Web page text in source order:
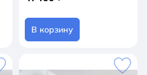
В корзину